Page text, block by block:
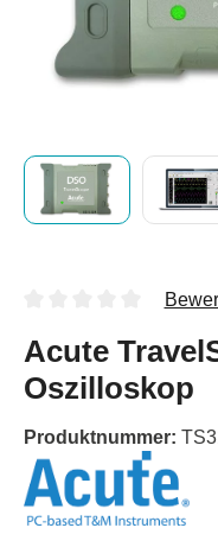
Acute
Oszilloskop
Produktnummer: